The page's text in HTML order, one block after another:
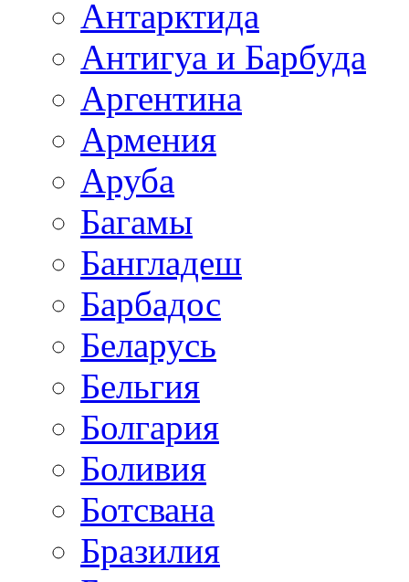
Антарктида
Антигуа и Барбуда
Аргентина
Армения
Аруба
Багамы
Бангладеш
Барбадос
Беларусь
Бельгия
Болгария
Боливия
Ботсвана
Бразилия